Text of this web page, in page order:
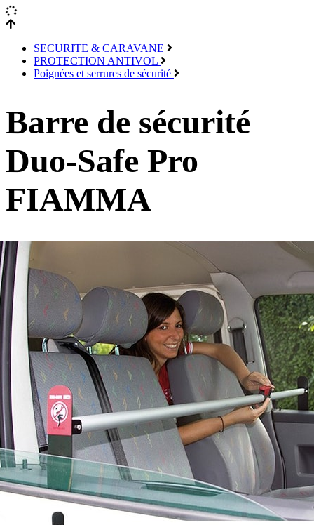
SECURITE & CARAVANE
PROTECTION ANTIVOL
Poignées et serrures de sécurité
Barre de sécurité
Duo-Safe Pro
FIAMMA